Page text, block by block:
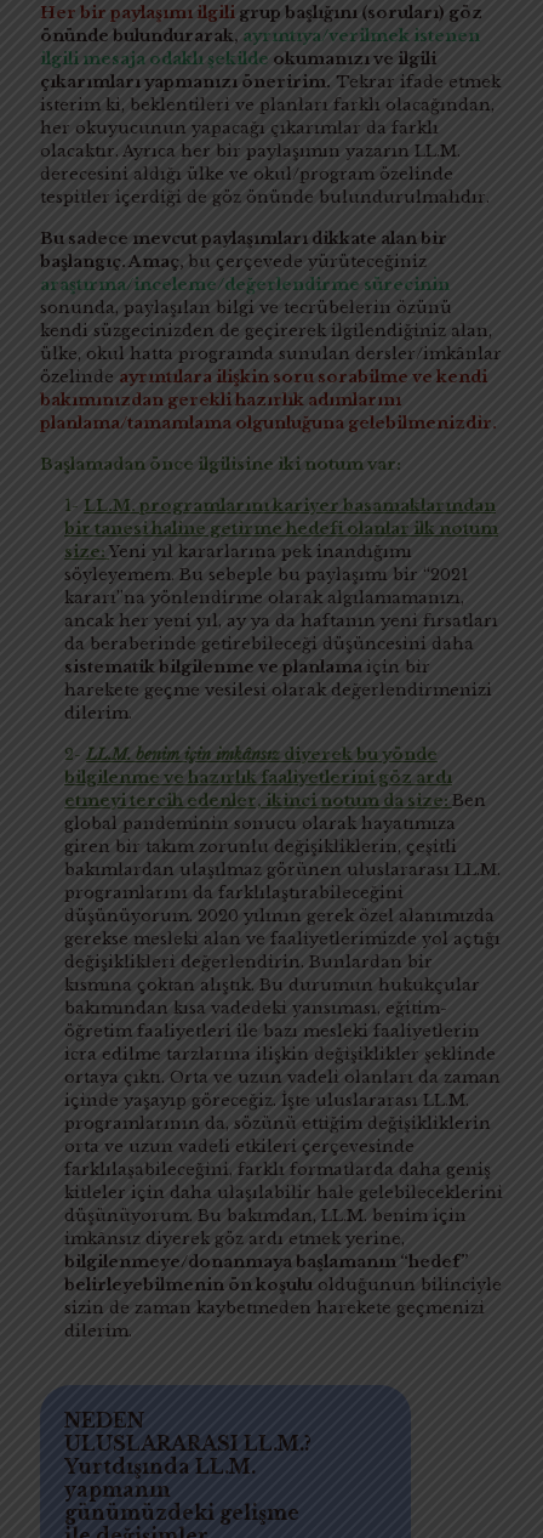
Her bir paylaşımı ilgili grup başlığını (soruları) göz
önünde bulundurarak, ayrıntıya/verilmek istenen
ilgili mesaja odaklı şekilde okumanızı ve ilgili
çıkarımları yapmanızı öneririm. Tekrar ifade etmek
isterim ki, beklentileri ve planları farklı olacağından,
her okuyucunun yapacağı çıkarımlar da farklı
olacaktır. Ayrıca her bir paylaşımın yazarın LL.M.
derecesini aldığı ülke ve okul/program özelinde
tespitler içerdiği de göz önünde bulundurulmalıdır.
Bu sadece mevcut paylaşımları dikkate alan bir
başlangıç. Amaç, bu çerçevede yürüteceğiniz
araştırma/inceleme/değerlendirme sürecinin
sonunda, paylaşılan bilgi ve tecrübelerin özünü
kendi süzgecinizden de geçirerek ilgilendiğiniz alan,
ülke, okul hatta programda sunulan dersler/imkânlar
özelinde ayrıntılara ilişkin soru sorabilme ve kendi
bakımınızdan gerekli hazırlık adımlarını
planlama/tamamlama olgunluğuna gelebilmenizdir.
Başlamadan önce ilgilisine iki notum var:
1- LL.M. programlarını kariyer basamaklarından
bir tanesi haline getirme hedefi olanlar ilk notum
size: Yeni yıl kararlarına pek inandığımı
söyleyemem. Bu sebeple bu paylaşımı bir “2021
kararı”na yönlendirme olarak algılamamanızı,
ancak her yeni yıl, ay ya da haftanın yeni fırsatları
da beraberinde getirebileceği düşüncesini daha
sistematik bilgilenme ve planlamaiçin bir
harekete geçme vesilesi olarak değerlendirmenizi
dilerim.
2-LL.M. benim için imkânsız diyerek bu yönde
bilgilenme ve hazırlık faaliyetlerini göz ardı
etmeyi tercih edenler, ikinci notum da size: Ben
global pandeminin sonucu olarak hayatımıza
giren bir takım zorunlu değişikliklerin, çeşitli
bakımlardan ulaşılmaz görünen uluslararası LL.M.
programlarını da farklılaştırabileceğini
düşünüyorum. 2020 yılının gerek özel alanımızda
gerekse mesleki alan ve faaliyetlerimizde yol açtığı
değişiklikleri değerlendirin. Bunlardan bir
kısmına çoktan alıştık. Bu durumun hukukçular
bakımından kısa vadedeki yansıması, eğitim-
öğretim faaliyetleri ile bazı mesleki faaliyetlerin
icra edilme tarzlarına ilişkin değişiklikler şeklinde
ortaya çıktı. Orta ve uzun vadeli olanları da zaman
içinde yaşayıp göreceğiz. İşte uluslararası LL.M.
programlarının da, sözünü ettiğim değişikliklerin
orta ve uzun vadeli etkileri çerçevesinde
farklılaşabileceğini, farklı formatlarda daha geniş
kitleler için daha ulaşılabilir hale gelebileceklerini
düşünüyorum. Bu bakımdan, LL.M. benim için
imkânsız diyerek göz ardı etmek yerine,
bilgilenmeye/donanmaya başlamanın “hedef”
belirleyebilmenin ön koşulu olduğunun bilinciyle
sizin de zaman kaybetmeden harekete geçmenizi
dilerim.
NEDEN
ULUSLARARASI LL.M.?
Yurtdışında LL.M.
yapmanın
günümüzdeki gelişme